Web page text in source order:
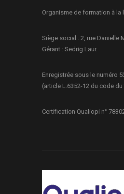
Organisme de formation à la
Siège social : 2, rue Danielle
Gérant : Sedrig Laur.
Enregistrée sous le numéro
(article L.6352-12 du code du
Certification Qualiopi n°